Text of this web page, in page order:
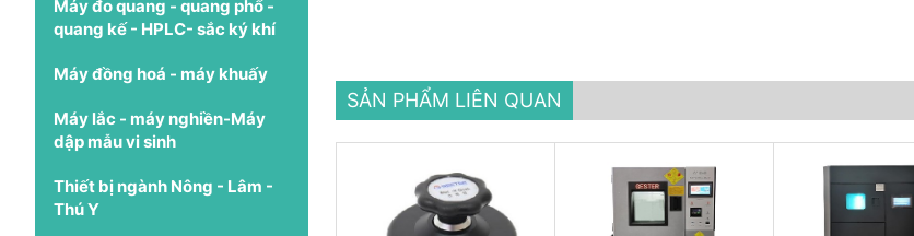
Máy đo quang - quang phổ -
quang kế - HPLC- sắc ký khí
Máy đồng hoá - máy khuấy
Máy lắc - máy nghiền-Máy
dập mẫu vi sinh
Thiết bị ngành Nông - Lâm -
Thú Y
SẢN PHẨM LIÊN QUAN